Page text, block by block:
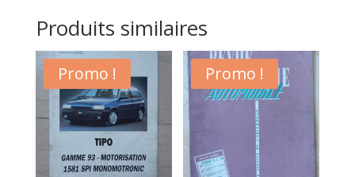
Produits similaires
Promo ! Promo !